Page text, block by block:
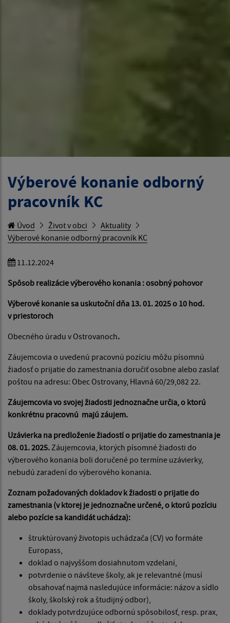
Výberové konanie odborný
pracovník KC
Úvod Život v obci
Aktuality
Výberové konanie odborný pracovník KC
11.12.2024
Spôsob realizácie výberového konania :osobný pohovor
Výberové konanie sa uskutoční dňa 13. 01. 2025 o 10 hod.
v priestoroch
Obecného úradu v Ostrovanoch.
Záujemcovia o uvedenú pracovnú pozíciu môžu písomnú
žiadosť o prijatie do zamestnania doručiť osobne alebo zaslať
poštou na adresu: Obec Ostrovany, Hlavná 60/29,082 22.
Záujemcovia vo svojej žiadosti jednoznačne určia, o ktorú
konkrétnu pracovnú majú záujem.
Uzávierka na predloženie žiadostí o prijatie do zamestnania je
08. 01. 2025. Záujemcovia, ktorých písomné žiadosti do
výberového konania boli doručené po termíne uzávierky,
nebudú zaradení do výberového konania.
Zoznam požadovaných dokladov k žiadosti o prijatie do
zamestnania (v ktorej je jednoznačne určené, o ktorú pozíciu
alebo pozície sa kandidát uchádza):
štruktúrovaný životopis uchádzača (CV) vo formáte
Europass,
doklad o najvyššom dosiahnutom vzdelaní,
potvrdenie o návšteve školy, ak je relevantné (musí
obsahovať najmä nasledujúce informácie: názov a sídlo
školy, školský rok a študijný odbor),
doklady potvrdzujúce odbornú spôsobilosť, resp. prax,